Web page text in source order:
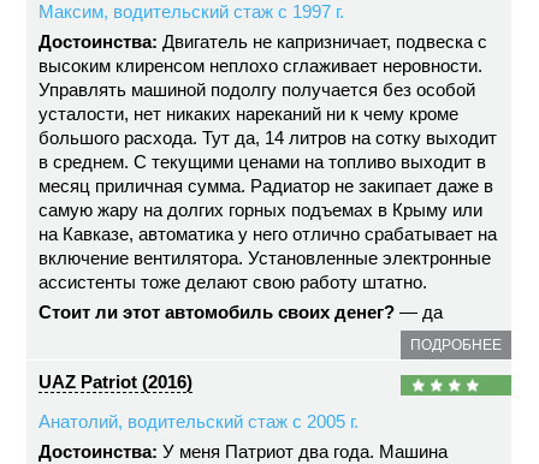
Максим, водительский стаж с 1997 г.
Достоинства: Двигатель не капризничает, подвеска с
высоким клиренсом неплохо сглаживает неровности.
Управлять машиной подолгу получается без особой
усталости, нет никаких нареканий ни к чему кроме
большого расхода. Тут да, 14 литров на сотку выходит
в среднем. С текущими ценами на топливо выходит в
месяц приличная сумма. Радиатор не закипает даже в
самую жару на долгих горных подъемах в Крыму или
на Кавказе, автоматика у него отлично срабатывает на
включение вентилятора. Установленные электронные
ассистенты тоже делают свою работу штатно.
Стоит ли этот автомобиль своих денег? — да
ПОДРОБНЕЕ
UAZ Patriot (2016)
Анатолий, водительский стаж с 2005 г.
Достоинства: У меня Патриот два года. Машина